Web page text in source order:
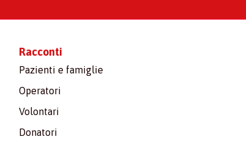
Racconti
Pazienti e famiglie
Operatori
Volontari
Donatori